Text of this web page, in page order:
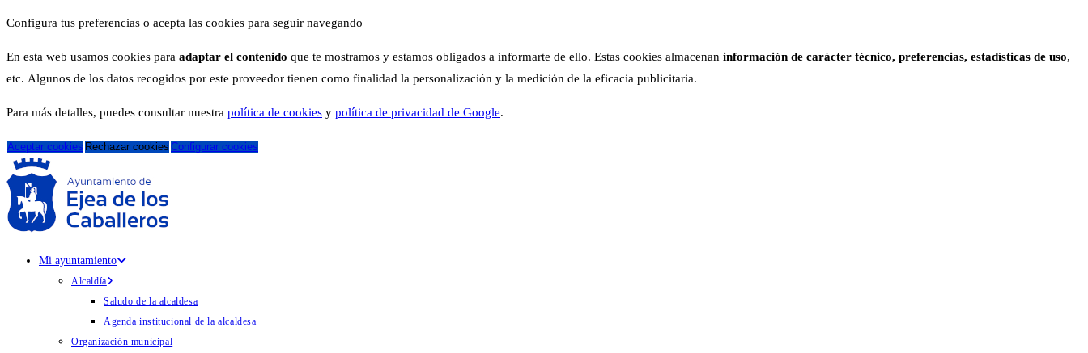
Configura tus preferencias o acepta las cookies para seguir navegando
En esta web usamos cookies para adaptar el contenido que te mostramos y estamos obligados a informarte de ello. Estas cookies almacenan información de carácter técnico, preferencias, estadísticas de uso,
etc. Algunos de los datos recogidos por este proveedor tienen como finalidad la personalización y la medición de la eficacia publicitaria.
Para más detalles, puedes consultar nuestra política de cookies y política de privacidad de Google.
Aceptar cookies Rechazar cookies Configurar cookies
Mi ayuntamiento
Alcaldía
Saludo de la alcaldesa
Agenda institucional de la alcaldesa
Organización municipal